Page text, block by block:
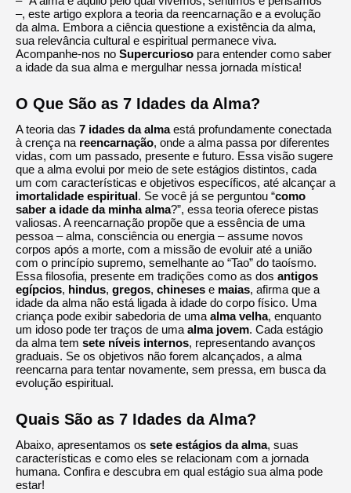
–, este artigo explora a teoria da reencarnação e a evolução
da alma. Embora a ciência questione a existência da alma,
sua relevância cultural e espiritual permanece viva.
Acompanhe-nos no Supercurioso para entender como saber
a idade da sua alma e mergulhar nessa jornada mística!
O Que São as 7 Idades da Alma?
A teoria das 7 idades da almaestá profundamente conectada
à crença na reencarnação, onde a alma passa por diferentes
vidas, com um passado, presente e futuro. Essa visão sugere
que a alma evolui por meio de sete estágios distintos, cada
um com características e objetivos específicos, até alcançar a
imortalidade espiritual. Se você já se perguntou “como
saber a idade da minha alma?”, essa teoria oferece pistas
valiosas. A reencarnação propõe que a essência de uma
pessoa – alma, consciência ou energia – assume novos
corpos após a morte, com a missão de evoluir até a união
com o princípio supremo, semelhante ao “Tao” do taoísmo.
Essa filosofia, presente em tradições como as dos antigos
egípcios, hindus, gregos, chineses e maias, afirma que a
idade da alma não está ligada à idade do corpo físico. Uma
criança pode exibir sabedoria de umaalma velha, enquanto
um idoso pode ter traços de umaalma jovem. Cada estágio
da alma tem sete níveis internos, representando avanços
graduais. Se os objetivos não forem alcançados, a alma
reencarna para tentar novamente, sem pressa, em busca da
evolução espiritual.
Quais São as 7 Idades da Alma?
Abaixo, apresentamos os sete estágios da alma, suas
características e como eles se relacionam com a jornada
humana. Confira e descubra em qual estágio sua alma pode
estar!